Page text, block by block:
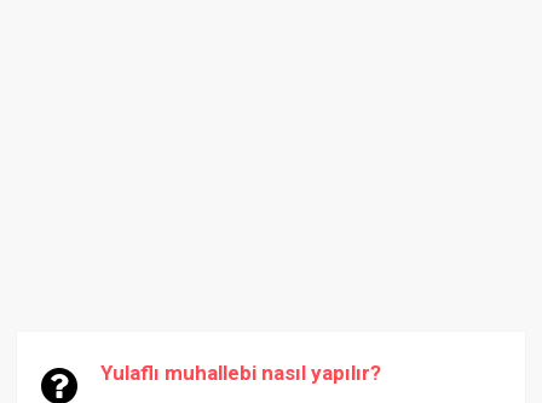
Yulaflı muhallebi nasıl yapılır?